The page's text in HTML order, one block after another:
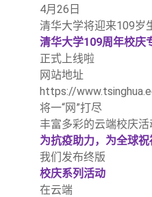
制度法规
联系我们
4月26日
清华大学将迎来109岁
清华大学109周年校庆
正式上线啦
网站地址
https://
将一“网”打尽
丰富多彩的云端校庆活
为抗疫助力，为全球祝
我们发布终版
校庆系列活动
在云端